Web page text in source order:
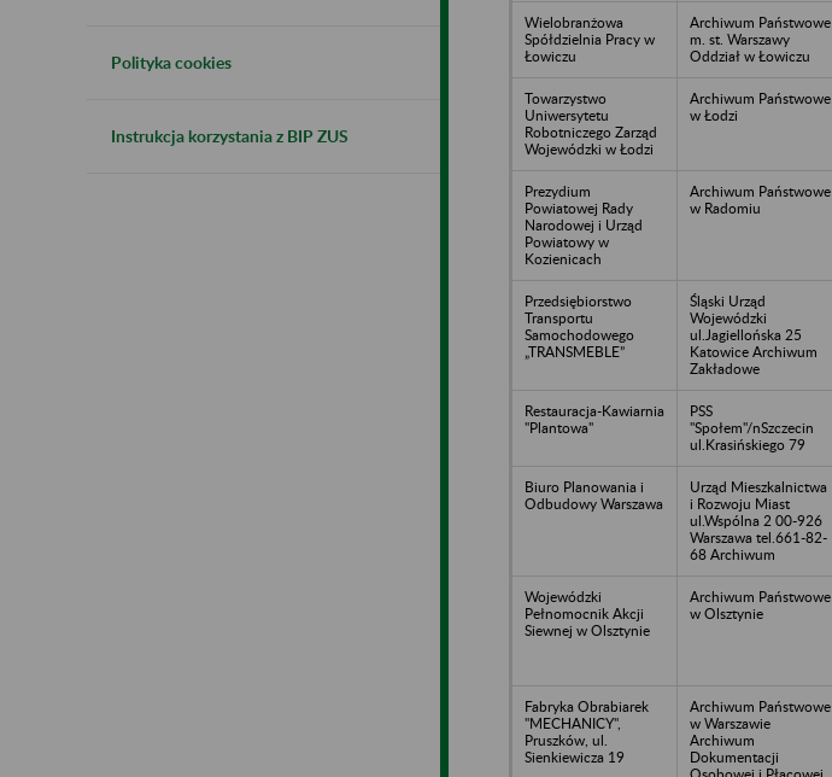
Polityka cookies
Instrukcja korzystania z BIP ZUS
Wielobranżowa
Spółdzielnia Pracy w
Łowiczu
Archiwum Państwowe
m. st. Warszawy
Oddział w Łowiczu
Towarzystwo
Uniwersytetu
Robotniczego Zarząd
Wojewódzki w Łodzi
Archiwum Państwowe
w Łodzi
Prezydium
Powiatowej Rady
Narodowej i Urząd
Powiatowy w
Kozienicach
Archiwum Państwowe
w Radomiu
Przedsiębiorstwo
Transportu
Samochodowego
„TRANSMEBLE”
Śląski Urząd
Wojewódzki
ul.Jagiellońska 25
Katowice Archiwum
Zakładowe
Restauracja-Kawiarnia
"Plantowa"
PSS
"Społem"/nSzczecin
ul.Krasińskiego 79
Biuro Planowania i
Odbudowy Warszawa
Urząd Mieszkalnictwa
i Rozwoju Miast
ul.Wspólna 2 00-926
Warszawa tel.661-82-
68 Archiwum
Wojewódzki
Pełnomocnik Akcji
Siewnej w Olsztynie
Archiwum Państwowe
w Olsztynie
Fabryka Obrabiarek
"MECHANICY",
Pruszków, ul.
Sienkiewicza 19
Archiwum Państwowe
w Warszawie
Archiwum
Dokumentacji